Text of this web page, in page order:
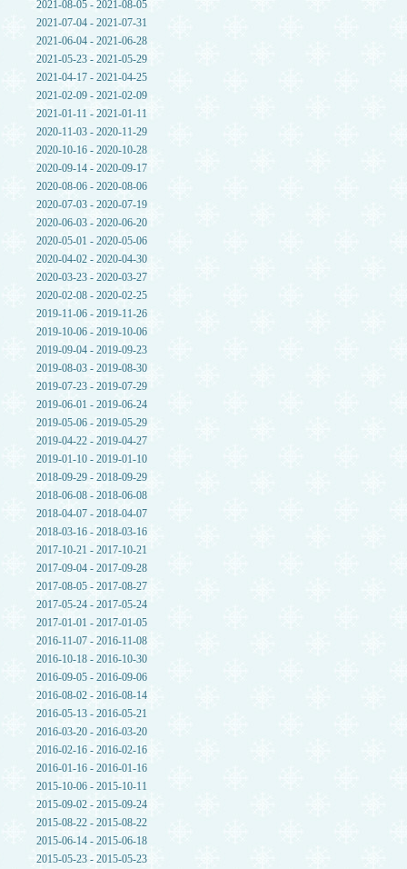
2021-08-05 - 2021-08-05
2021-07-04 - 2021-07-31
2021-06-04 - 2021-06-28
2021-05-23 - 2021-05-29
2021-04-17 - 2021-04-25
2021-02-09 - 2021-02-09
2021-01-11 - 2021-01-11
2020-11-03 - 2020-11-29
2020-10-16 - 2020-10-28
2020-09-14 - 2020-09-17
2020-08-06 - 2020-08-06
2020-07-03 - 2020-07-19
2020-06-03 - 2020-06-20
2020-05-01 - 2020-05-06
2020-04-02 - 2020-04-30
2020-03-23 - 2020-03-27
2020-02-08 - 2020-02-25
2019-11-06 - 2019-11-26
2019-10-06 - 2019-10-06
2019-09-04 - 2019-09-23
2019-08-03 - 2019-08-30
2019-07-23 - 2019-07-29
2019-06-01 - 2019-06-24
2019-05-06 - 2019-05-29
2019-04-22 - 2019-04-27
2019-01-10 - 2019-01-10
2018-09-29 - 2018-09-29
2018-06-08 - 2018-06-08
2018-04-07 - 2018-04-07
2018-03-16 - 2018-03-16
2017-10-21 - 2017-10-21
2017-09-04 - 2017-09-28
2017-08-05 - 2017-08-27
2017-05-24 - 2017-05-24
2017-01-01 - 2017-01-05
2016-11-07 - 2016-11-08
2016-10-18 - 2016-10-30
2016-09-05 - 2016-09-06
2016-08-02 - 2016-08-14
2016-05-13 - 2016-05-21
2016-03-20 - 2016-03-20
2016-02-16 - 2016-02-16
2016-01-16 - 2016-01-16
2015-10-06 - 2015-10-11
2015-09-02 - 2015-09-24
2015-08-22 - 2015-08-22
2015-06-14 - 2015-06-18
2015-05-23 - 2015-05-23